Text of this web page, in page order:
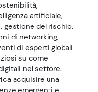
artificiale,
gestione del rischio.
di networking,
di esperti globali
su come
nel settore.
acquisire una
emergenti e